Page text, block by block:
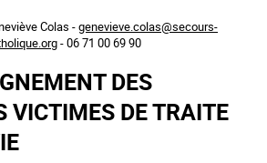
Colas -genevieve.colas@secours-
- 06 71 00 69 90
DES
VICTIMES DE TRAITE